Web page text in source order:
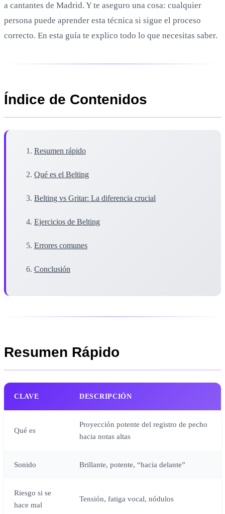
a cantantes de Madrid. Y te aseguro una cosa: cualquier
persona puede aprender esta técnica si sigue el proceso
correcto. En esta guía te explico todo lo que necesitas saber.
Índice de Contenidos
Resumen rápido
Qué es el Belting
Belting vs Gritar: La diferencia crucial
Ejercicios de Belting
Errores comunes
Conclusión
Resumen Rápido
CLAVE DESCRIPCIÓN
Qué es
Proyección potente del registro de pecho
hacia notas altas
Sonido Brillante, potente, “hacia delante”
Riesgo si se
hace mal
Tensión, fatiga vocal, nódulos